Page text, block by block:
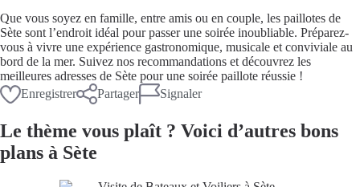
Que vous soyez en famille, entre amis ou en couple, les paillotes de
Sète sont l’endroit idéal pour passer une soirée inoubliable. Préparez-
vous à vivre une expérience gastronomique, musicale et conviviale au
bord de la mer. Suivez nos recommandations et découvrez les
meilleures adresses de Sète pour une soirée paillote réussie !
Enregistrer
Partager Signaler
Le thème vous plaît ? Voici d’autres bons
plans à Sète